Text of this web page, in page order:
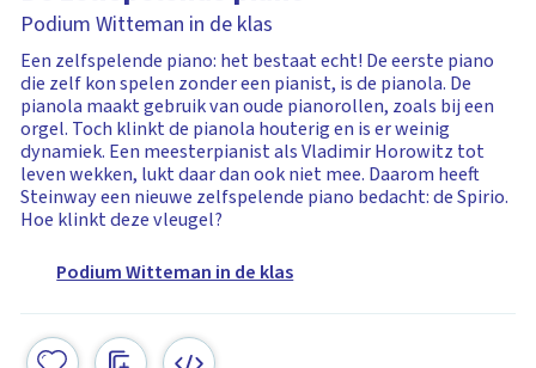
Podium Witteman in de klas
Een zelfspelende piano: het bestaat echt! De eerste piano
die zelf kon spelen zonder een pianist, is de pianola. De
pianola maakt gebruik van oude pianorollen, zoals bij een
orgel. Toch klinkt de pianola houterig en is er weinig
dynamiek. Een meesterpianist als Vladimir Horowitz tot
leven wekken, lukt daar dan ook niet mee. Daarom heeft
Steinway een nieuwe zelfspelende piano bedacht: de Spirio.
Hoe klinkt deze vleugel?
Podium Witteman in de klas